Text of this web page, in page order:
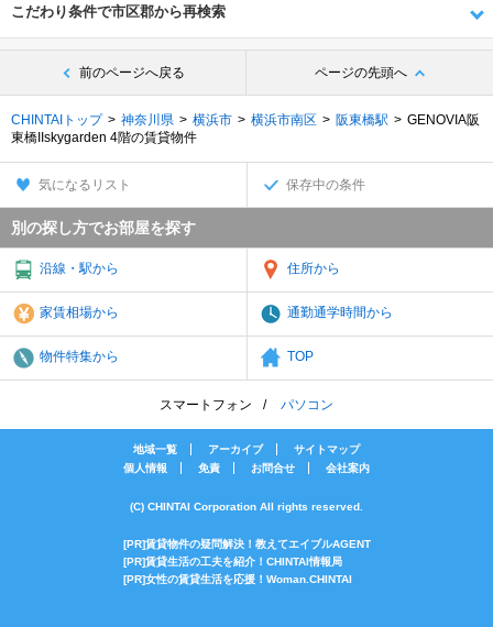
こだわり条件で市区郡から再検索
前のページへ戻る ページの先頭へ
CHINTAIトップ 神奈川県 横浜市 横浜市南区 阪東橋駅
GENOVIA阪
東橋IIskygarden 4階の賃貸物件
気になるリスト 保存中の条件
別の探し方でお部屋を探す
沿線・駅から 住所から
家賃相場から 通勤通学時間から
物件特集から TOP
スマートフォン パソコン
地域一覧 アーカイブ
サイトマップ
個人情報
免責 お問合せ 会社案内
(C) CHINTAI Corporation All rights reserved.
[PR]賃貸物件の疑問解決！教えてエイブルAGENT
[PR]賃貸生活の工夫を紹介！CHINTAI情報局
[PR]女性の賃貸生活を応援！Woman.CHINTAI